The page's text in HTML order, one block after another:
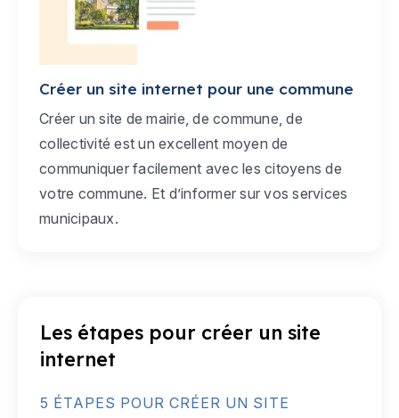
Créer un site internet pour une commune
Créer un site de mairie, de commune, de
collectivité est un excellent moyen de
communiquer facilement avec les citoyens de
votre commune. Et d’informer sur vos services
municipaux.
Les étapes pour créer un site
internet
5 ÉTAPES POUR CRÉER UN SITE